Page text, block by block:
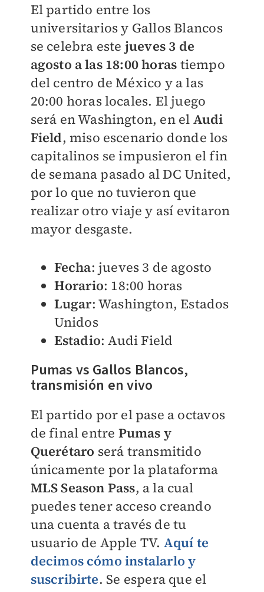
El partido entre los
universitarios y Gallos Blancos
se celebra este jueves 3 de
agosto a las 18:00 horas tiempo
del centro de México y a las
20:00 horas locales. El juego
será en Washington, en el Audi
Field, miso escenario donde los
capitalinos se impusieron el fin
de semana pasado al DC United,
por lo que no tuvieron que
realizar otro viaje y así evitaron
mayor desgaste.
Fecha: jueves 3 de agosto
Horario: 18:00 horas
Lugar: Washington, Estados
Unidos
Estadio: Audi Field
Pumas vs Gallos Blancos,
transmisión en vivo
El partido por el pase a octavos
de final entre Pumas y
Querétaro será transmitido
únicamente por la plataforma
MLS Season Pass, a la cual
puedes tener acceso creando
una cuenta a través de tu
usuario de Apple TV. Aquí te
decimos cómo instalarlo y
suscribirte. Se espera que el